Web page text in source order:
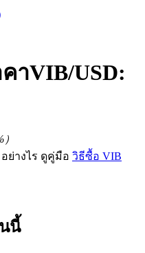
าVIB/USD:
）
ย่างไร ดูคู่มือ วิธีซื้อ VIB
นี้